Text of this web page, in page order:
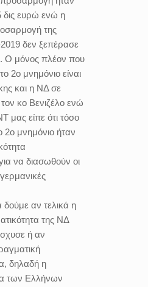
δις ευρώ ενώ η
της
δεν ξεπέρασε
Ο μόνος πλέον που
2ο μνημόνιο είναι
και η ΝΔ σε
κο Βενιζέλο ενώ
μας είπε ότι τόσο
2ο μνημόνιο ήταν
να διασωθούν οι
αν τελικά η
της ΝΔ
ή αν
δηλαδή η
των Eλλήνων